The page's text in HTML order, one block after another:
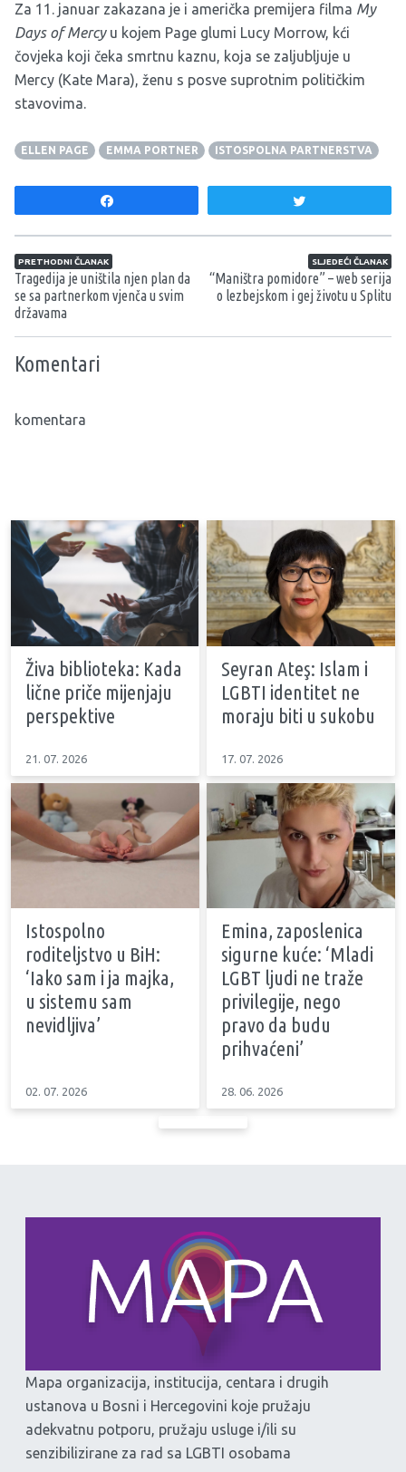
Za 11. januar zakazana je i američka premijera filma My
Days of Mercyu kojem Page glumi Lucy Morrow, kći
čovjeka koji čeka smrtnu kaznu, koja se zaljubljuje u
Mercy (Kate Mara), ženu s posve suprotnim političkim
stavovima.
ELLEN PAGE EMMA PORTNER ISTOSPOLNA PARTNERSTVA
Navigacija članaka
PRETHODNI ČLANAK
Tragedija je uništila njen plan da
se sa partnerkom vjenča u svim
državama
SLJEDEĆI ČLANAK
“Maništra pomidore” – web serija
o lezbejskom i gej životu u Splitu
Komentari
komentara
Živa biblioteka: Kada
lične priče mijenjaju
perspektive
21. 07. 2026
Seyran Ateş: Islam i
LGBTI identitet ne
moraju biti u sukobu
17. 07. 2026
Istospolno
roditeljstvo u BiH:
‘Iako sam i ja majka,
u sistemu sam
nevidljiva’
02. 07. 2026
Emina, zaposlenica
sigurne kuće: ‘Mladi
LGBT ljudi ne traže
privilegije, nego
pravo da budu
prihvaćeni’
28. 06. 2026
Mapa organizacija, institucija, centara i drugih
ustanova u Bosni i Hercegovini koje pružaju
adekvatnu potporu, pružaju usluge i/ili su
senzibilizirane za rad sa LGBTI osobama